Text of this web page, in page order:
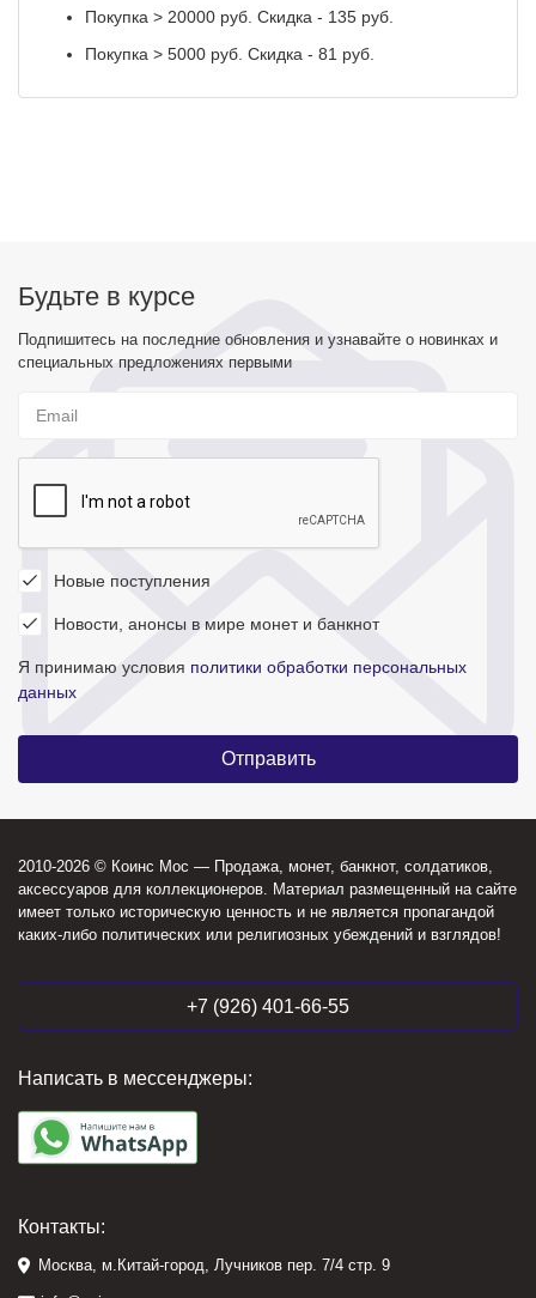
Покупка > 20000 руб. Скидка - 135 руб.
Покупка > 5000 руб. Скидка - 81 руб.
Будьте в курсе
Подпишитесь на последние обновления и узнавайте о новинках и
специальных предложениях первыми
Новые поступления
Новости, анонсы в мире монет и банкнот
Я принимаю условия политики обработки персональных
данных
2010-2026 © Коинс Мос — Продажа, монет, банкнот, солдатиков,
аксессуаров для коллекционеров. Материал размещенный на сайте
имеет только историческую ценность и не является пропагандой
каких-либо политических или религиозных убеждений и взглядов!
+7 (926) 401-66-55
Написать в мессенджеры:
Контакты:
Москва, м.Китай-город, Лучников пер. 7/4 стр. 9